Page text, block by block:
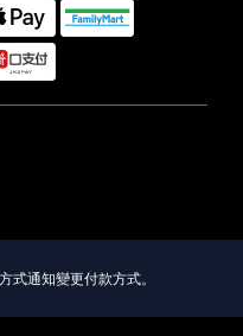
式通知變更付款方式。